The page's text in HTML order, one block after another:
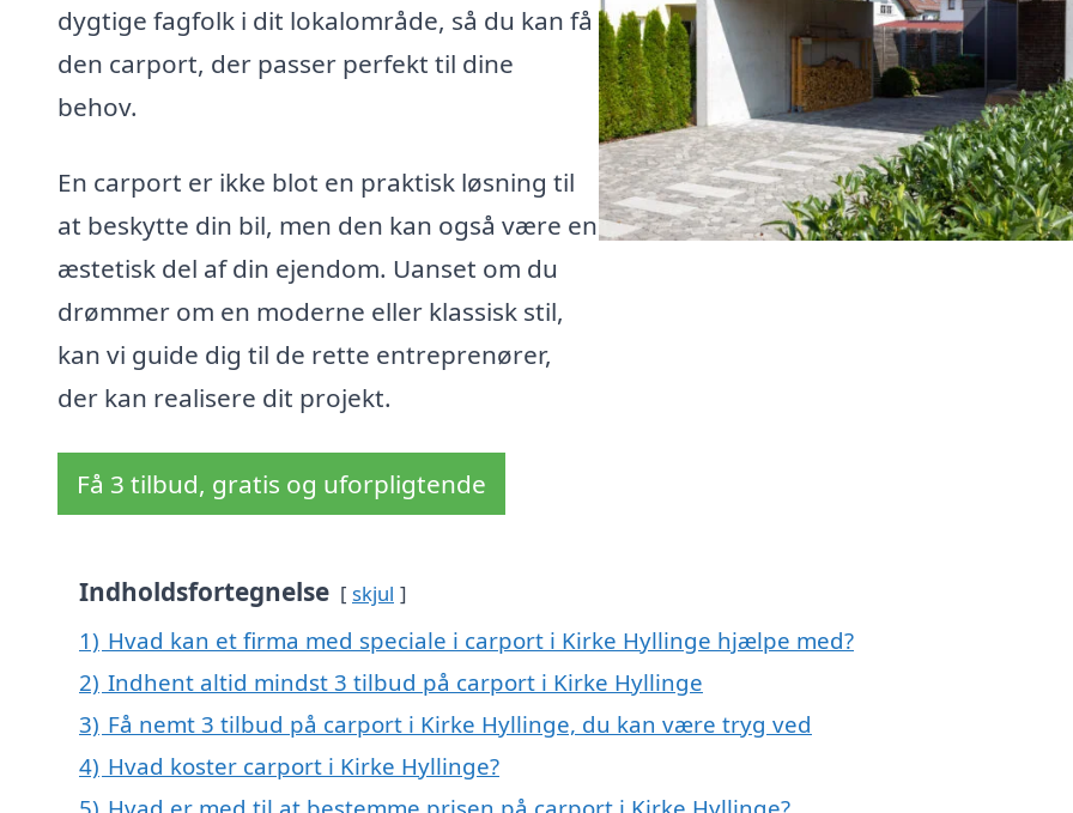
dygtige fagfolk i dit lokalområde, så du kan få
den carport, der passer perfekt til dine
behov.
En carport er ikke blot en praktisk løsning til
at beskytte din bil, men den kan også være en
æstetisk del af din ejendom. Uanset om du
drømmer om en moderne eller klassisk stil,
kan vi guide dig til de rette entreprenører,
der kan realisere dit projekt.
Få 3 tilbud, gratis og uforpligtende
Indholdsfortegnelse skjul
1) Hvad kan et firma med speciale i carport i Kirke Hyllinge hjælpe med?
2) Indhent altid mindst 3 tilbud på carport i Kirke Hyllinge
3) Få nemt 3 tilbud på carport i Kirke Hyllinge, du kan være tryg ved
4) Hvad koster carport i Kirke Hyllinge?